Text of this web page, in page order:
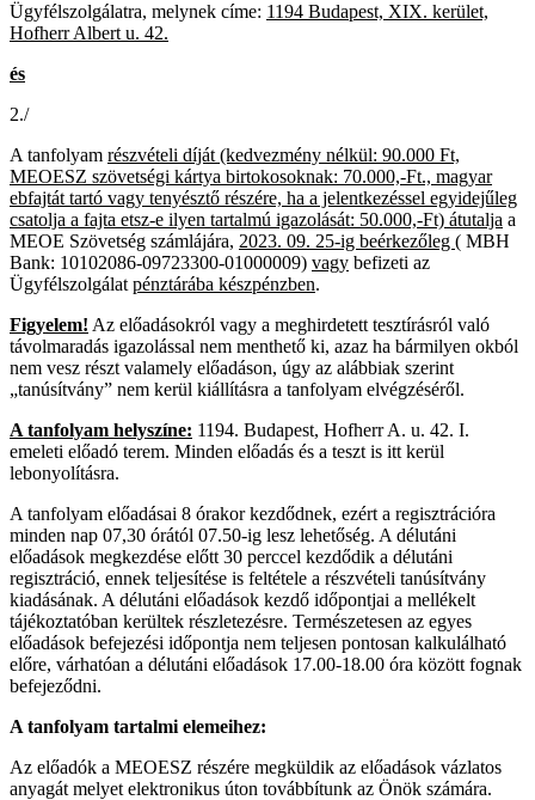
Ügyfélszolgálatra, melynek címe: 1194 Budapest, XIX. kerület,
Hofherr Albert u. 42.
és
2./
A tanfolyam részvételi díját (kedvezmény nélkül: 90.000 Ft,
MEOESZ szövetségi kártya birtokosoknak: 70.000,-Ft., magyar
ebfajtát tartó vagy tenyésztő részére, ha a jelentkezéssel egyidejűleg
csatolja a fajta etsz-e ilyen tartalmú igazolását: 50.000,-Ft) átutalja a
MEOE Szövetség számlájára, 2023. 09. 25-ig beérkezőleg ( MBH
Bank: 10102086-09723300-01000009) vagy befizeti az
Ügyfélszolgálat pénztárába készpénzben.
Figyelem! Az előadásokról vagy a meghirdetett tesztírásról való
távolmaradás igazolással nem menthető ki, azaz ha bármilyen okból
nem vesz részt valamely előadáson, úgy az alábbiak szerint
„tanúsítvány” nem kerül kiállításra a tanfolyam elvégzéséről.
A tanfolyam helyszíne: 1194. Budapest, Hofherr A. u. 42. I.
emeleti előadó terem. Minden előadás és a teszt is itt kerül
lebonyolításra.
A tanfolyam előadásai 8 órakor kezdődnek, ezért a regisztrációra
minden nap 07,30 órától 07.50-ig lesz lehetőség. A délutáni
előadások megkezdése előtt 30 perccel kezdődik a délutáni
regisztráció, ennek teljesítése is feltétele a részvételi tanúsítvány
kiadásának. A délutáni előadások kezdő időpontjai a mellékelt
tájékoztatóban kerültek részletezésre. Természetesen az egyes
előadások befejezési időpontja nem teljesen pontosan kalkulálható
előre, várhatóan a délutáni előadások 17.00-18.00 óra között fognak
befejeződni.
A tanfolyam tartalmi elemeihez:
Az előadók a MEOESZ részére megküldik az előadások vázlatos
anyagát melyet elektronikus úton továbbítunk az Önök számára.